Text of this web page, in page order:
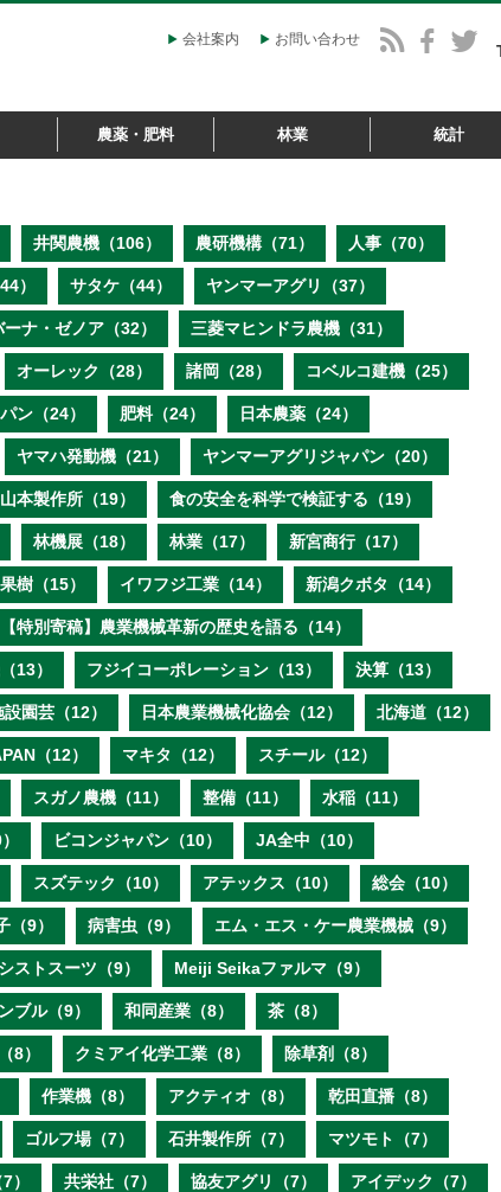
会社案内 お問い合わせ
農薬・肥料 林業 統計
井関農機（106） 農研機構（71） 人事（70）
） サタケ（44） ヤンマーアグリ（37）
ナ・ゼノア（32） 三菱マヒンドラ農機（31）
オーレック（28） 諸岡（28） コベルコ建機（25）
ン（24） 肥料（24） 日本農薬（24）
ヤマハ発動機（21） ヤンマーアグリジャパン（20）
山本製作所（19） 食の安全を科学で検証する（19）
林機展（18） 林業（17） 新宮商行（17）
果樹（15） イワフジ工業（14） 新潟クボタ（14）
【特別寄稿】農業機械革新の歴史を語る（14）
13） フジイコーポレーション（13） 決算（13）
設園芸（12） 日本農業機械化協会（12） 北海道（12）
（12） マキタ（12） スチール（12）
スガノ農機（11） 整備（11） 水稲（11）
ビコンジャパン（10） JA全中（10）
スズテック（10） アテックス（10） 総会（10）
（9） 病害虫（9） エム・エス・ケー農業機械（9）
ストスーツ（9） Meiji Seikaファルマ（9）
ブル（9） 和同産業（8） 茶（8）
8） クミアイ化学工業（8） 除草剤（8）
作業機（8） アクティオ（8） 乾田直播（8）
ゴルフ場（7） 石井製作所（7） マツモト（7）
） 共栄社（7） 協友アグリ（7） アイデック（7）